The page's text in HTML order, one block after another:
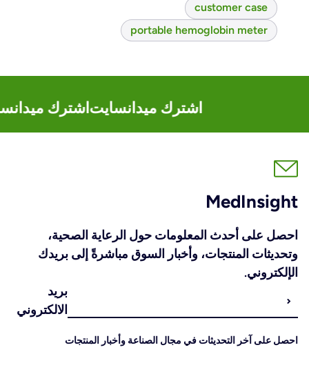
customer case
portable hemoglobin meter
اشترك ميدانسايتاشترك
MedInsight
احصل على أحدث المعلومات حول الرعاية الصحية،
وتحديثات المنتجات، وأخبار السوق مباشرةً إلى بريدك
الإلكتروني.
بريد
الالكتروني
احصل على آخر التحديثات في مجال الصناعة وأخبار المنتجات